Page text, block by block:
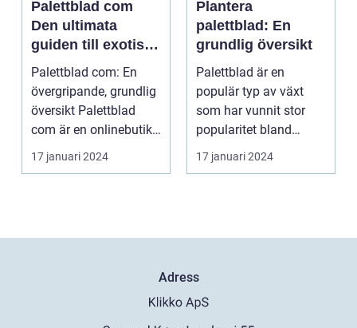
Palettblad com
Den ultimata
guiden till exotiska
växter
Palettblad com: En
övergripande, grundlig
översikt Palettblad
com är en onlinebutik
och samlingspla...
17 januari 2024
Plantera
palettblad: En
grundlig översikt
Palettblad är en
populär typ av växt
som har vunnit stor
popularitet bland
trädgårdsälskare.
Denna a...
17 januari 2024
Adress